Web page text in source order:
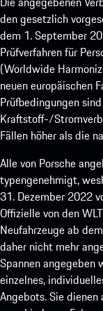
den gesetzlich
dem 1. September
Prüfverfahren für
(Worldwide
neuen europäischen
Prüfbedingungen
Kraftstoff-/
Fällen höher als die
Alle von Porsche
typengenehmigt,
31. Dezember 2022
Offizielle von den
Neufahrzeuge ab
daher nicht mehr
Spannen angegeben
einzelnes,
Angebots. Sie